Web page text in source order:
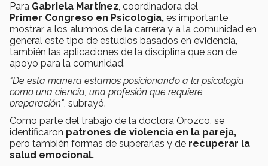
Para Gabriela Martínez, coordinadora del
Primer Congreso en Psicología, es importante
mostrar a los alumnos de la carrera y a la comunidad en
general este tipo de estudios basados en evidencia,
también las aplicaciones de la disciplina que son de
apoyo para la comunidad.
"De esta manera estamos posicionando a la psicología
como una ciencia, una profesión que requiere
preparación", subrayó.
Como parte del trabajo de la doctora Orozco, se
identificaron patrones de violencia en la pareja,
pero también formas de superarlas y de recuperar la
salud emocional.